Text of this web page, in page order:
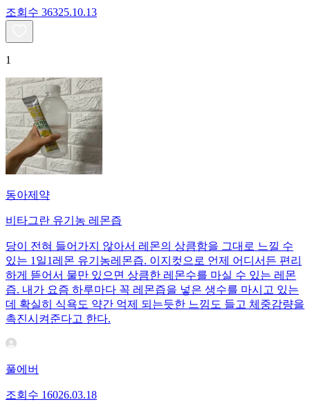
조회수 36325.10.13
1
동아제약
비타그란 유기농 레몬즙
당이 전혀 들어가지 않아서 레몬의 상큼함을 그대로 느낄 수
있는 1일1레몬 유기농레몬즙. 이지컷으로 언제 어디서든 편리
하게 뜯어서 물만 있으면 상큼한 레몬수를 마실 수 있는 레몬
즙. 내가 요즘 하루마다 꼭 레몬즙을 넣은 생수를 마시고 있는
데 확실히 식욕도 약간 억제 되는듯한 느낌도 들고 체중감량을
촉진시켜준다고 한다.
풀에버
조회수 16026.03.18